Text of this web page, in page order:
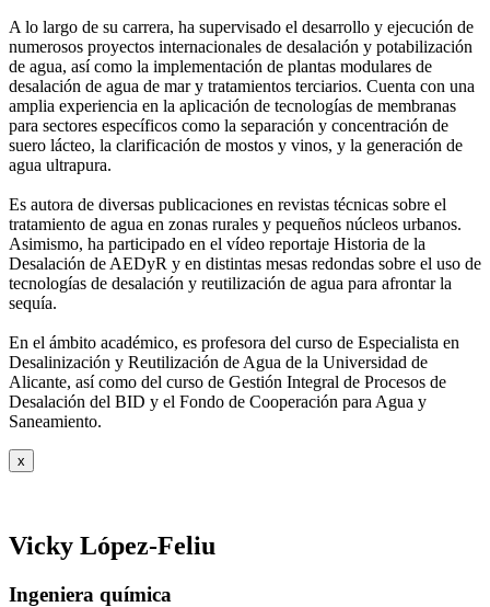
A lo largo de su carrera, ha supervisado el desarrollo y ejecución de
numerosos proyectos internacionales de desalación y potabilización
de agua, así como la implementación de plantas modulares de
desalación de agua de mar y tratamientos terciarios. Cuenta con una
amplia experiencia en la aplicación de tecnologías de membranas
para sectores específicos como la separación y concentración de
suero lácteo, la clarificación de mostos y vinos, y la generación de
agua ultrapura.
Es autora de diversas publicaciones en revistas técnicas sobre el
tratamiento de agua en zonas rurales y pequeños núcleos urbanos.
Asimismo, ha participado en el vídeo reportaje Historia de la
Desalación de AEDyR y en distintas mesas redondas sobre el uso de
tecnologías de desalación y reutilización de agua para afrontar la
sequía.
En el ámbito académico, es profesora del curso de Especialista en
Desalinización y Reutilización de Agua de la Universidad de
Alicante, así como del curso de Gestión Integral de Procesos de
Desalación del BID y el Fondo de Cooperación para Agua y
Saneamiento.
x
Vicky López-Feliu
Ingeniera química